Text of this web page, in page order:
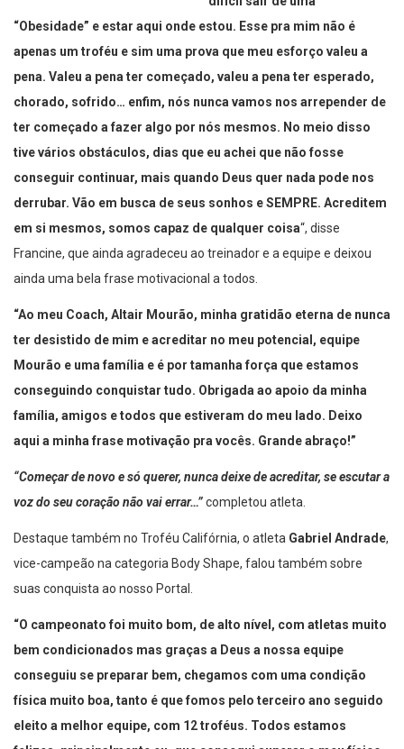
difícil sair de uma
“Obesidade” e estar aqui onde estou. Esse pra mim não é
apenas um troféu e sim uma prova que meu esforço valeu a
pena. Valeu a pena ter começado, valeu a pena ter esperado,
chorado, sofrido… enfim, nós nunca vamos nos arrepender de
ter começado a fazer algo por nós mesmos. No meio disso
tive vários obstáculos, dias que eu achei que não fosse
conseguir continuar, mais quando Deus quer nada pode nos
derrubar. Vão em busca de seus sonhos e SEMPRE. Acreditem
em si mesmos, somos capaz de qualquer coisa “, disse
Francine, que ainda agradeceu ao treinador e a equipe e deixou
ainda uma bela frase motivacional a todos.
“Ao meu Coach, Altair Mourão, minha gratidão eterna de nunca
ter desistido de mim e acreditar no meu potencial, equipe
Mourão e uma família e é por tamanha força que estamos
conseguindo conquistar tudo. Obrigada ao apoio da minha
família, amigos e todos que estiveram do meu lado. Deixo
aqui a minha frase motivação pra vocês. Grande abraço!”
“Começar de novo e só querer, nunca deixe de acreditar, se escutar a
voz do seu coração não vai errar…” completou atleta.
Destaque também no Troféu Califórnia, o atleta Gabriel Andrade,
vice-campeão na categoria Body Shape, falou também sobre
suas conquista ao nosso Portal.
“O campeonato foi muito bom, de alto nível, com atletas muito
bem condicionados mas graças a Deus a nossa equipe
conseguiu se preparar bem, chegamos com uma condição
física muito boa, tanto é que fomos pelo terceiro ano seguido
eleito a melhor equipe, com 12 troféus. Todos estamos